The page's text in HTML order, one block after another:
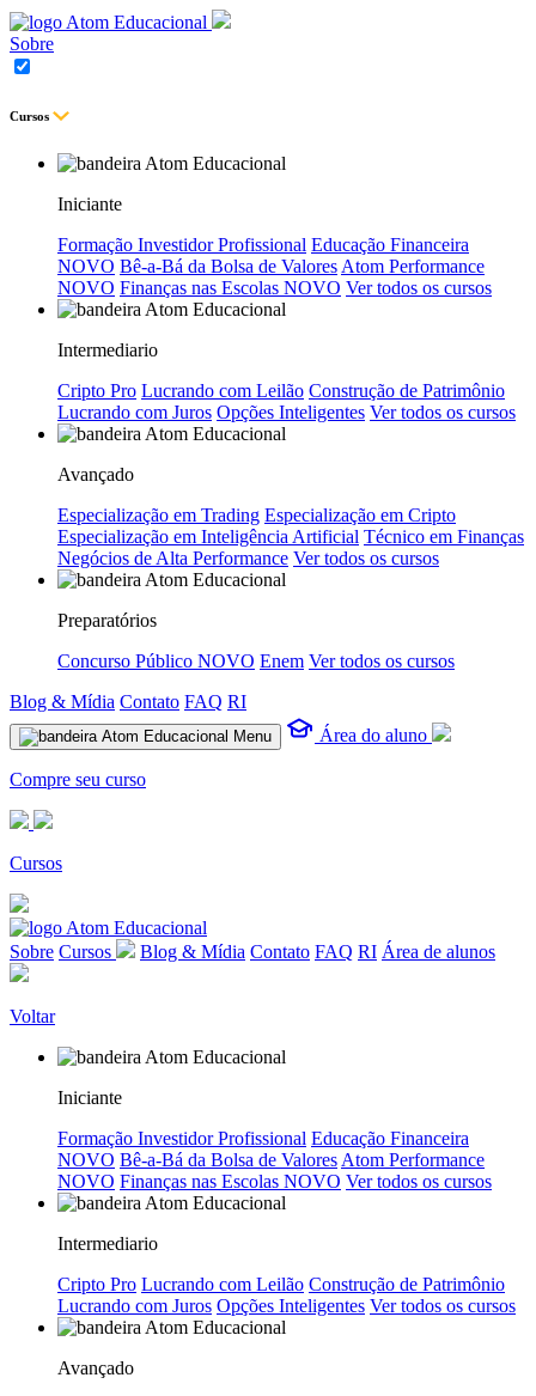
Sobre
Cursos
Iniciante
Formação Investidor Profissional Educação Financeira
NOVO Bê-a-Bá da Bolsa de Valores Atom Performance
NOVO Finanças nas Escolas NOVO Ver todos os cursos
Intermediario
Cripto Pro Lucrando com Leilão Construção de Patrimônio
Lucrando com Juros Opções Inteligentes Ver todos os cursos
Avançado
Especialização em Trading Especialização em Cripto
Especialização em Inteligência Artificial Técnico em Finanças
Negócios de Alta Performance Ver todos os cursos
Preparatórios
Concurso Público NOVO Enem Ver todos os cursos
Blog & Mídia Contato FAQ RI
Menu Área do aluno
Compre seu curso
Cursos
Sobre Cursos Blog & Mídia Contato FAQ RI Área de alunos
Voltar
Iniciante
Formação Investidor Profissional Educação Financeira
NOVO Bê-a-Bá da Bolsa de Valores Atom Performance
NOVO Finanças nas Escolas NOVO Ver todos os cursos
Intermediario
Cripto Pro Lucrando com Leilão Construção de Patrimônio
Lucrando com Juros Opções Inteligentes Ver todos os cursos
Avançado